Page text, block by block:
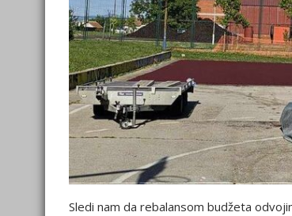
Sledi nam da rebalansom budžeta